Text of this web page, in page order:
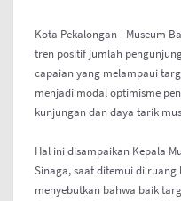
Kota Pekalongan - Museum
tren positif jumlah
capaian yang melampaui
menjadi modal optimisme
kunjungan dan daya tarik
Hal ini disampaikan Kepala
Sinaga, saat ditemui di ruang
menyebutkan bahwa baik